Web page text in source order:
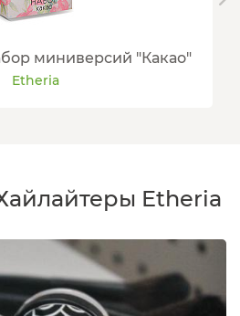
миниверсий "Какао"
Etheria
Etheria